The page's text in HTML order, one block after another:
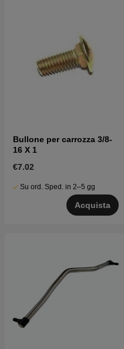
Bullone per carrozza 3/8-
16 X 1
€7.02
Su ord. Sped. in 2–5 gg
Acquista